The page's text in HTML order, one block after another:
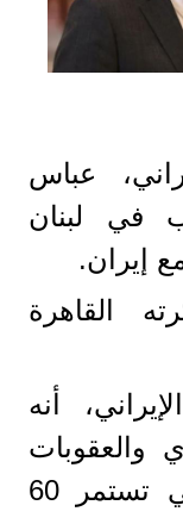
عباس
في لبنان
إيران.
القاهرة
أنه
والعقوبات
خلال فترة المفاوضات التي تستمر 60